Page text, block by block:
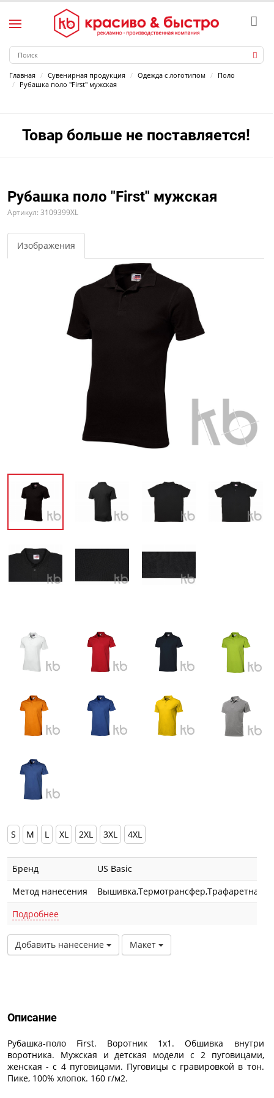
Главная Сувенирная продукция Одежда с логотипом
Поло
Рубашка поло "First" мужская
Товар больше не поставляется!
Рубашка поло "First" мужская
Артикул: 3109399XL
Изображения
S M L XL 2XL 3XL 4XL
Бренд
US Basic
Метод нанесения
Вышивка,Термотрансфер,Трафаретная
Подробнее
Добавить нанесение Макет
Описание
Рубашка-поло First. Воротник 1х1. Обшивка внутри
воротника. Мужская и детская модели с 2 пуговицами,
женская - с 4 пуговицами. Пуговицы с гравировкой в тон.
Пике, 100% хлопок. 160 г/м2.